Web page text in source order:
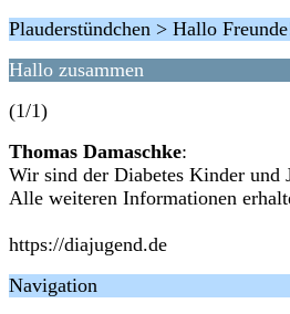
Plauderstündchen > Hallo
Hallo zusammen
(1/1)
Thomas Damaschke:
Wir sind der Diabetes Kinder und
Alle weiteren Informationen
https://diajugend.de
Navigation